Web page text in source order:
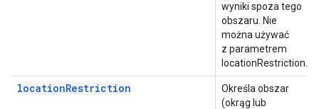
wyniki spoza tego
obszaru. Nie
można używać
z parametrem
locationRestriction.
locationRestriction
Określa obszar
(okrąg lub